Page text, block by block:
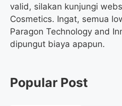
valid, silakan kunjungi
Cosmetics. Ingat, semua
Paragon Technology and
dipungut biaya apapun.
Popular Post